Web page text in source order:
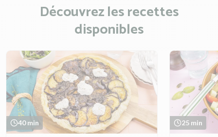
Découvrez les recettes
disponibles
40 min 25 min